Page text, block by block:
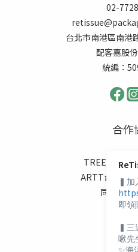
02-
台北市南港區南港
配客嘉股
統編：
合作
TREES FOR
ARTT台灣動物
同志諮詢
伊甸
陽光
喜憨
▍加
即領
▍三
啾先
✨海